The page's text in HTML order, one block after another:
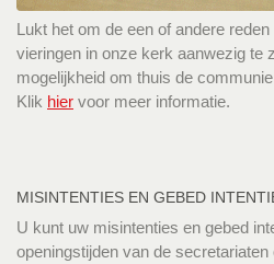
Lukt het om de een of andere
vieringen in onze kerk aanwezig te
mogelijkheid om thuis de
Klik hier voor meer informatie.
MISINTENTIES EN GEBED
U kunt uw misintenties en gebed
openingstijden van de